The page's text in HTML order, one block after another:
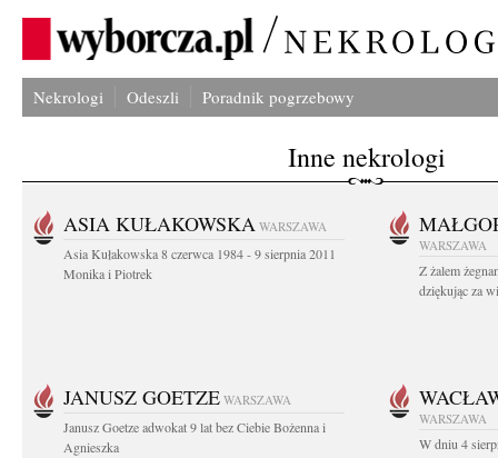
Nekrologi Odeszli Poradnik pogrzebowy
Inne nekrologi
ASIA KUŁAKOWSKA WARSZAWA
Asia Kułakowska 8 czerwca 1984 - 9 sierpnia 2011
Monika i Piotrek
WARSZAWA
Z żalem
dziękując za
JANUSZ GOETZE WARSZAWA
Janusz Goetze adwokat 9 lat bez Ciebie Bożenna i
Agnieszka
WARSZAWA
W dniu 4